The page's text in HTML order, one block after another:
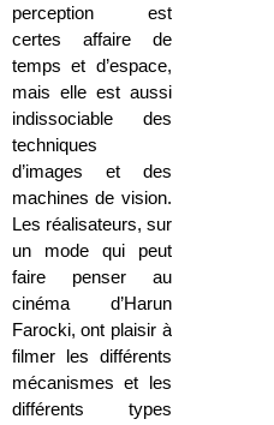
perception est
certes affaire de
temps et d’espace,
mais elle est aussi
indissociable des
techniques
d’images et des
machines de vision.
Les réalisateurs, sur
un mode qui peut
faire penser au
cinéma d’Harun
Farocki, ont plaisir à
filmer les différents
mécanismes et les
différents types